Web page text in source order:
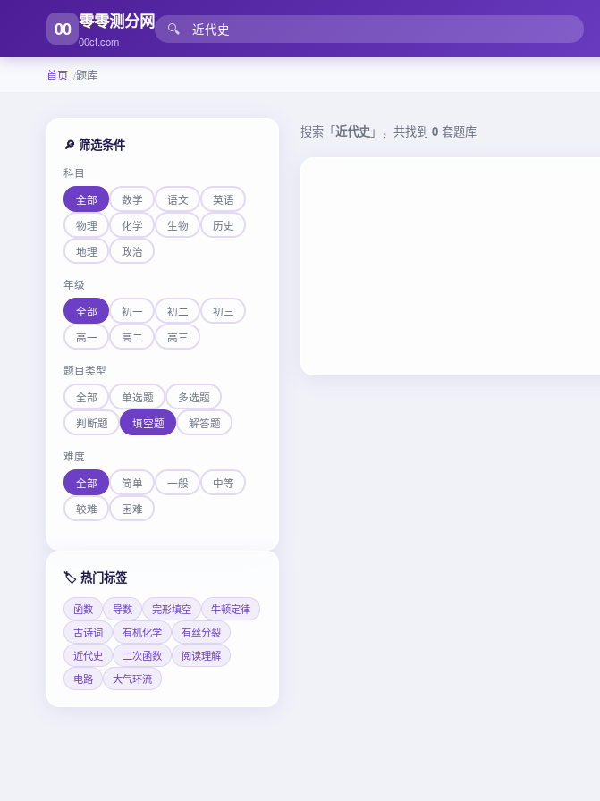
00 零零测分网
00cf.com
🔍
首页 题库
🔎 筛选条件
科目
全部
数学 语文
英语
物理
化学 生物
历史
地理
政治
年级
全部
初一 初二
初三
高一
高二 高三
题目类型
全部
单选题
多选题
判断题
填空题 解答题
难度
全部
简单 一般
中等
较难
困难
🏷️ 热门标签
函数 导数 完形填空
牛顿定律
古诗词
有机化学
有丝分裂
近代史
二次函数
阅读理解
电路
大气环流
搜索「近代史 」，共找到 0 套题库